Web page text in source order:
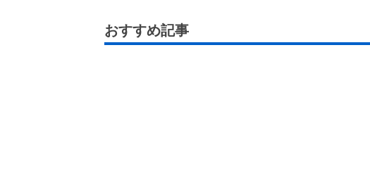
おすすめ記事